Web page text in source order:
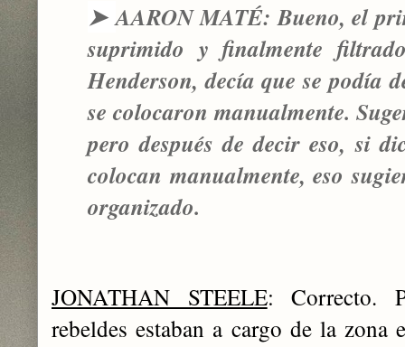
➤AARON MATÉ: Bueno, el
suprimido y finalmente
Henderson, decía que se podía
se colocaron manualmente.
pero después de decir eso, si
colocan manualmente, eso
organizado.
JONATHAN STEELE: Correcto.
rebeldes estaban a cargo de la